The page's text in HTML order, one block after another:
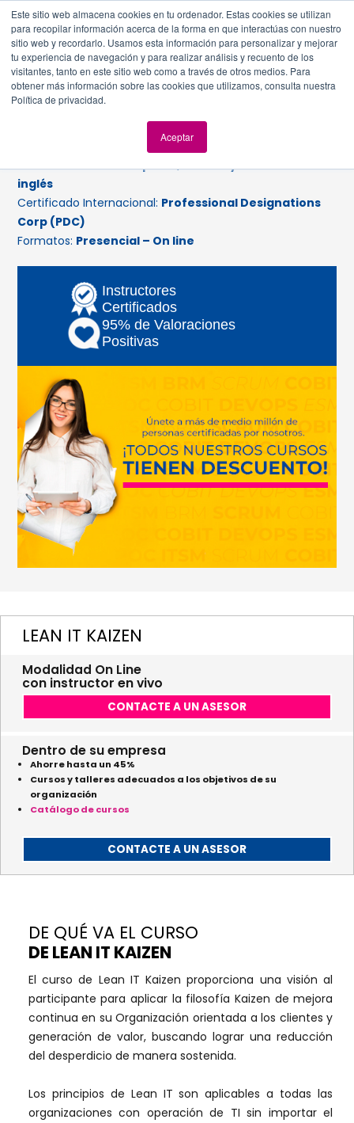
Este sitio web almacena cookies en tu ordenador. Estas cookies se utilizan
para recopilar información acerca de la forma en que interactúas con nuestro
sitio web y recordarlo. Usamos esta información para personalizar y mejorar
tu experiencia de navegación y para realizar análisis y recuento de los
visitantes, tanto en este sitio web como a través de otros medios. Para
obtener más información sobre las cookies que utilizamos, consulta nuestra
Política de privacidad.
Aceptar
Lean IT Kaizen
Idioma:Dictado en Español, Manual y examen en
inglés
Certificado Internacional: Professional Designations
Corp (PDC)
Formatos: Presencial – On line
Instructores
Certificados
95% de Valoraciones
Positivas
LEAN IT KAIZEN
Modalidad On Line
con instructor en vivo
CONTACTE A UN ASESOR
Dentro de su empresa
Ahorre hasta un 45%
Cursos y talleres adecuados a los objetivos de su
organización
Catálogo de cursos
CONTACTE A UN ASESOR
DE QUÉ VA EL CURSO
DE LEAN IT KAIZEN
El curso de Lean IT Kaizen proporciona una visión al
participante para aplicar la filosofía Kaizen de mejora
continua en su Organización orientada a los clientes y
generación de valor, buscando lograr una reducción
del desperdicio de manera sostenida.
Los principios de Lean IT son aplicables a todas las
organizaciones con operación de TI sin importar el